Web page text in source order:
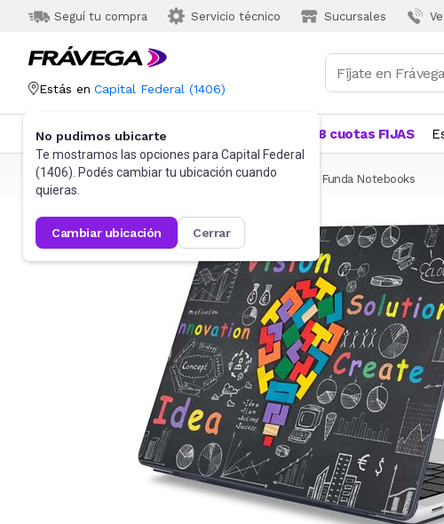
Seguí tu compra Servicio técnico Sucursales
Estás en Capital Federal (1406)
No pudimos ubicarte
Te mostramos las opciones para Capital Federal
(1406). Podés cambiar tu ubicación cuando
quieras.
cambiar ubicación cerrar
Categorías Más Vendidos 18 cuotas FIJAS
Frávega Informática Accesorios de Informática Funda Notebooks